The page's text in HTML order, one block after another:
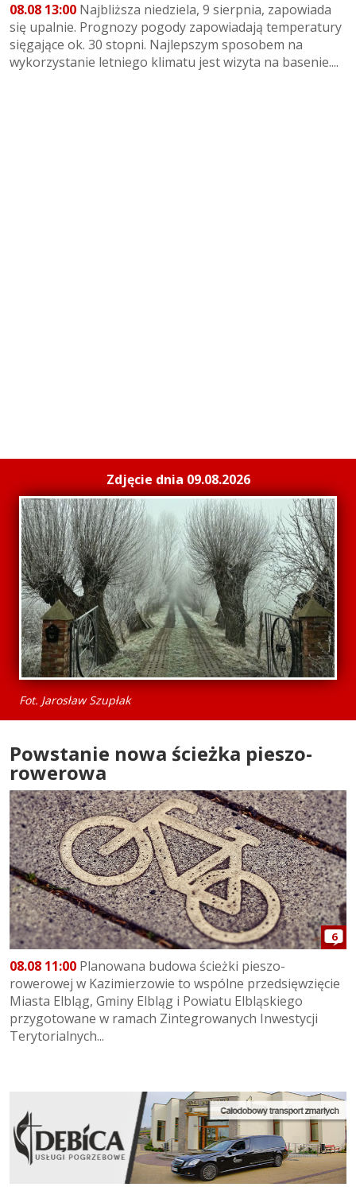
08.08 13:00 Najbliższa niedziela, 9 sierpnia, zapowiada
się upalnie. Prognozy pogody zapowiadają temperatury
sięgające ok. 30 stopni. Najlepszym sposobem na
wykorzystanie letniego klimatu jest wizyta na basenie....
Zdjęcie dnia 09.08.2026
Fot. Jarosław Szupłak
Powstanie nowa ścieżka pieszo-
rowerowa
6
08.08 11:00 Planowana budowa ścieżki pieszo-
rowerowej w Kazimierzowie to wspólne przedsięwzięcie
Miasta Elbląg, Gminy Elbląg i Powiatu Elbląskiego
przygotowane w ramach Zintegrowanych Inwestycji
Terytorialnych...